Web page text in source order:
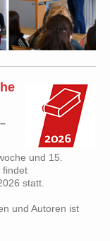
und 15.
findet
statt.
und Autoren ist